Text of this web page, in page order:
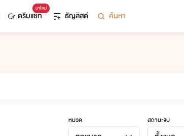
มาใหม่
ดรีมแชท ธัญลิสต์ ค้นหา
หมวด สถานะจบ